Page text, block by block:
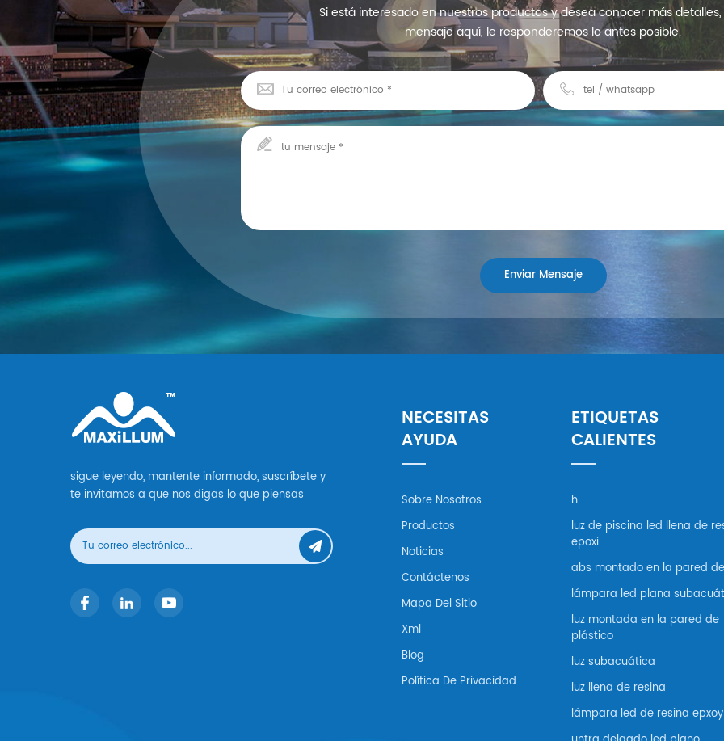
Si está interesado en nuestros productos y desea conocer más
mensaje aquí, le responderemos lo antes posible.
sigue leyendo, mantente informado, suscríbete y
te invitamos a que nos digas lo que piensas
NECESITAS
AYUDA
Sobre Nosotros
Productos
Noticias
Contáctenos
Mapa Del Sitio
Xml
Blog
Política De Privacidad
ETIQUETAS
CALIENTES
h
luz de piscina led llena de
epoxi
abs montado en la pared
lámpara led plana
luz montada en la pared de
plástico
luz subacuática
luz llena de resina
lámpara led de resina epxoy